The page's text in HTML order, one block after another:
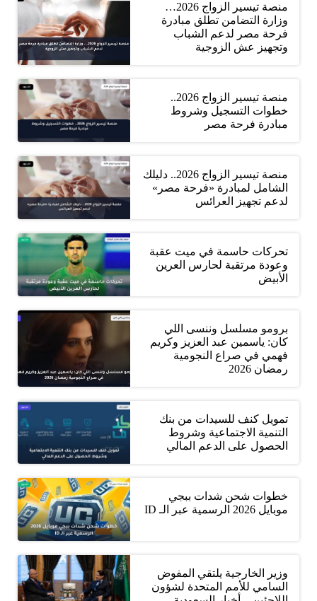
منصة تيسير الزواج 2026…
وزارة التضامن تطلق مبادرة
فرحة مصر لدعم الشباب
وتجهيز عش الزوجية
منصة تيسير الزواج 2026..
خطوات التسجيل وشروط
مبادرة فرحة مصر
منصة تيسير الزواج 2026.. دليلك
الشامل لمبادرة «فرحة مصر»
لدعم تجهيز العرائس
تحركات حاسمة في ميت عقبة
وعودة مرتقبة لحارس العرين
الأبيض
برومو مسلسل وننسى اللي
كان: ياسمين عبد العزيز وكريم
فهمي في صراع النجومية
رمضان 2026
تمويل كنف للسيدات من بنك
التنمية الاجتماعية وشروط
الحصول على الدعم المالي
خطوات شحن شدات ببجي
موبايل 2026 الرسمية عبر الـ ID
وزير الخارجية يلتقي المفوض
السامي للأمم المتحدة لشؤون